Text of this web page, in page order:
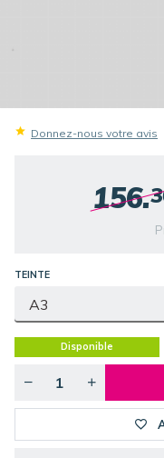
Donnez-nous votre avis
156.
TEINTE
Disponible